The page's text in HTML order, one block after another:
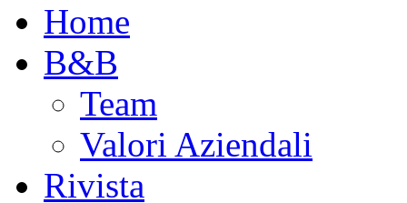
Home
B&B
Team
Valori Aziendali
Rivista